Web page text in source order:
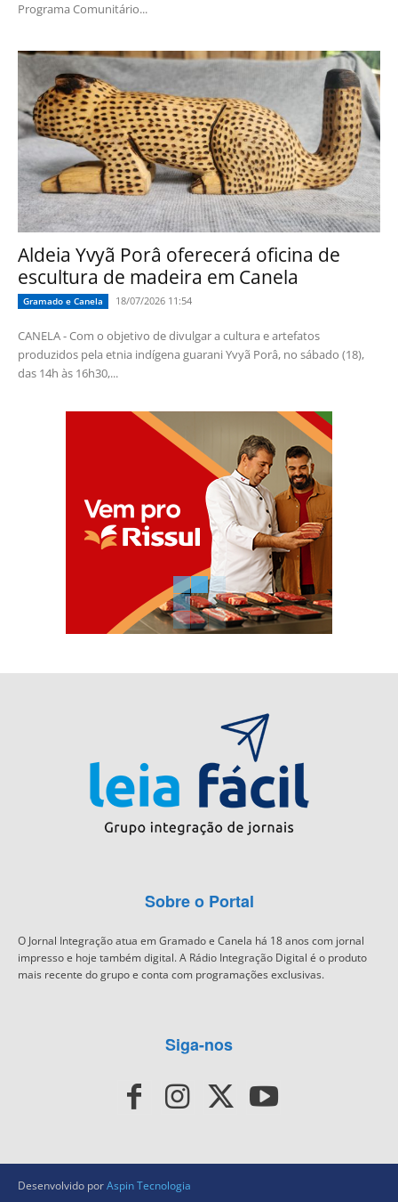
Programa Comunitário...
Aldeia Yvyã Porâ oferecerá oficina de
escultura de madeira em Canela
Gramado e Canela 18/07/2026 11:54
CANELA - Com o objetivo de divulgar a cultura e artefatos
produzidos pela etnia indígena guarani Yvyã Porâ, no sábado (18),
das 14h às 16h30,...
Sobre o Portal
O Jornal Integração atua em Gramado e Canela há 18 anos com jornal
impresso e hoje também digital. A Rádio Integração Digital é o produto
mais recente do grupo e conta com programações exclusivas.
Siga-nos
Desenvolvido porAspin Tecnologia